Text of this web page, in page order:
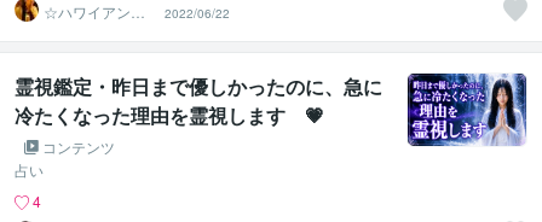
☆ハワイアンス
ピリチュル☆～
ハナイノウエ
2022/06/22
霊視鑑定・昨日まで優しかったのに、急に
冷たくなった理由を霊視します 💗
コンテンツ
占い
4